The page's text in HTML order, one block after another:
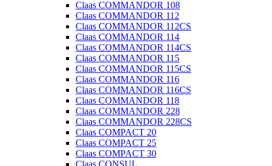
Claas COMMANDOR 108
Claas COMMANDOR 112
Claas COMMANDOR 112CS
Claas COMMANDOR 114
Claas COMMANDOR 114CS
Claas COMMANDOR 115
Claas COMMANDOR 115CS
Claas COMMANDOR 116
Claas COMMANDOR 116CS
Claas COMMANDOR 118
Claas COMMANDOR 228
Claas COMMANDOR 228CS
Claas COMPACT 20
Claas COMPACT 25
Claas COMPACT 30
Claas CONSUL